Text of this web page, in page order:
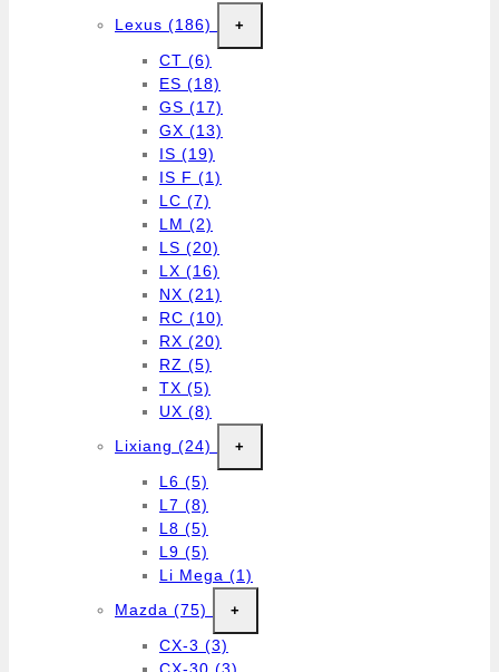
Lexus (186) +
CT (6)
ES (18)
GS (17)
GX (13)
IS (19)
IS F (1)
LC (7)
LM (2)
LS (20)
LX (16)
NX (21)
RC (10)
RX (20)
RZ (5)
TX (5)
UX (8)
Lixiang (24) +
L6 (5)
L7 (8)
L8 (5)
L9 (5)
Li Mega (1)
Mazda (75) +
CX-3 (3)
CX-30 (3)